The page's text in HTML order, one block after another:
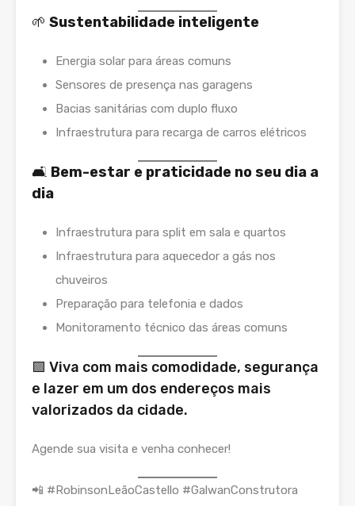
🌱 Sustentabilidade inteligente
Energia solar para áreas comuns
Sensores de presença nas garagens
Bacias sanitárias com duplo fluxo
Infraestrutura para recarga de carros elétricos
🛋️ Bem-estar e praticidade no seu dia a
dia
Infraestrutura para split em sala e quartos
Infraestrutura para aquecedor a gás nos
chuveiros
Preparação para telefonia e dados
Monitoramento técnico das áreas comuns
🟩 Viva com mais comodidade, segurança
e lazer em um dos endereços mais
valorizados da cidade.
Agende sua visita e venha conhecer!
📲 #RobinsonLeãoCastello #GalwanConstrutora